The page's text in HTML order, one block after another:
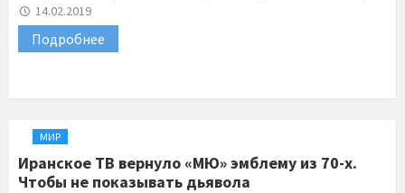
14.02.2019
Подробнее
МИР
Иранское ТВ вернуло «МЮ» эмблему из 70-х.
Чтобы не показывать дьявола